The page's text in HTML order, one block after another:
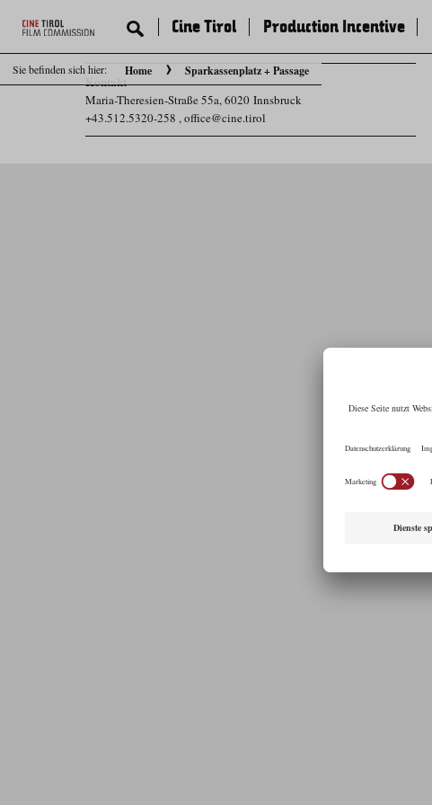
Sie befinden sich hier: Home Sparkassenplatz + Passage
Cine Tirol Production Incentive
Kontakt
Maria-Theresien-Straße 55a, 6020 Innsbruck
+43.512.5320-258 ,office@cine.tirol